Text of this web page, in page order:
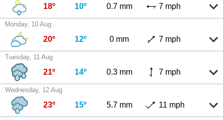
18º 10º 0.7 mm 7 mph
Monday, 10 Aug
20º 12º 0 mm 7 mph
Tuesday, 11 Aug
21º 14º 0.3 mm 7 mph
Wednesday, 12 Aug
23º 15º 5.7 mm 11 mph